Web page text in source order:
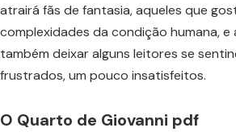
atrairá fãs de fantasia, aqueles que
complexidades da condição humana, e
também deixar alguns leitores se
frustrados, um pouco insatisfeitos.
O Quarto de Giovanni pdf